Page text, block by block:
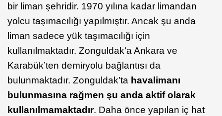
bir liman şehridir. 1970 yılına kadar limandan
yolcu taşımacılığı yapılmıştır. Ancak şu anda
liman sadece yük taşımacılığı için
kullanılmaktadır. Zonguldak’a Ankara ve
Karabük’ten demiryolu bağlantısı da
bulunmaktadır. Zonguldak’ta havalimanı
bulunmasına rağmen şu anda aktif olarak
kullanılmamaktadır. Daha önce yapılan iç hat